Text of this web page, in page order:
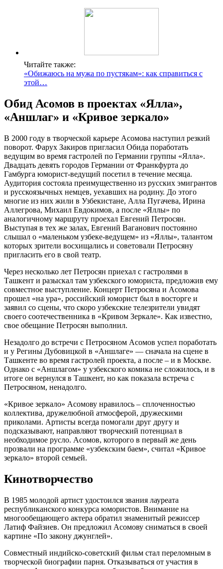
Читайте также:
«Обижаюсь на мужа по пустякам»: как справиться с
этой…
Обид Асомов в проектах «Ялла»,
«Аншлаг» и «Кривое зеркало»
В 2000 году в творческой карьере Асомова наступил резкий
поворот. Фарух Закиров пригласил Обида поработать
ведущим во время гастролей по Германии группы «Ялла».
Двадцать девять городов Германии от Франкфурта до
Гамбурга юморист-ведущий посетил в течение месяца.
Аудитория состояла преимущественно из русских эмигрантов
и русскоязычных немцев, уехавших на родину. До этого
многие из них жили в Узбекистане, Алла Пугачева, Ирина
Аллегрова, Михаил Евдокимов, а после «Яллы» по
аналогичному маршруту проехал Евгений Петросян.
Выступая в тех же залах, Евгений Ваганович постоянно
слышал о «маленьком узбеке-ведущем» из «Яллы», талантом
которых зрители восхищались и советовали Петросяну
пригласить его в свой театр.
Через несколько лет Петросян приехал с гастролями в
Ташкент и разыскал там узбекского юмориста, предложив ему
совместное выступление. Концерт Петросяна и Асомова
прошел «на ура», российский юморист был в восторге и
заявил со сцены, что скоро узбекские телезрители увидят
своего соотечественника в «Кривом Зеркале». Как известно,
свое обещание Петросян выполнил.
Незадолго до встречи с Петросяном Асомов успел поработать
и у Регины Дубовицкой в «Аншлаге» — сначала на сцене в
Ташкенте во время гастролей проекта, а после – и в Москве.
Однако с «Аншлагом» у узбекского комика не сложилось, и в
итоге он вернулся в Ташкент, но как показала встреча с
Петросяном, ненадолго.
«Кривое зеркало» Асомову нравилось – сплоченностью
коллектива, дружелюбной атмосферой, дружескими
приколами. Артисты всегда помогали друг другу и
подсказывают, направляют творческий потенциал в
необходимое русло. Асомов, которого в первый же день
прозвали на программе «узбекским баем», считал «Кривое
зеркало» второй семьей.
Кинотворчество
В 1985 молодой артист удостоился звания лауреата
республиканского конкурса юмористов. Внимание на
многообещающего актера обратил знаменитый режиссер
Латиф Файзиев. Он предложил Асомову сниматься в своей
картине «По закону джунглей».
Совместный индийско-советский фильм стал переломным в
творческой биографии парня. Отказываться от участия в